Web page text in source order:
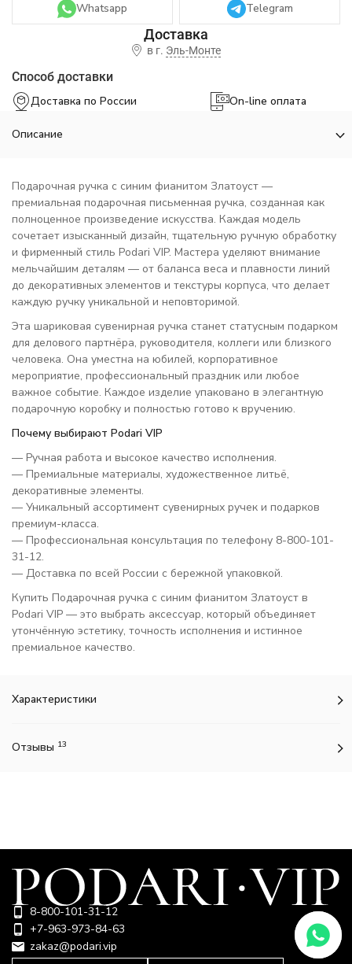
Whatsapp Telegram
в г. Эль-Монте
Способ доставки
Доставка по России
On-line оплата
Описание
Подарочная ручка с синим фианитом Златоуст —
премиальная подарочная письменная ручка, созданная как
полноценное произведение искусства. Каждая модель
сочетает изысканный дизайн, тщательную ручную обработку
и фирменный стиль Podari VIP. Мастера уделяют внимание
мельчайшим деталям — от баланса веса и плавности линий
до декоративных элементов и текстуры корпуса, что делает
каждую ручку уникальной и неповторимой.
Эта шариковая сувенирная ручка станет статусным подарком
для делового партнёра, руководителя, коллеги или близкого
человека. Она уместна на юбилей, корпоративное
мероприятие, профессиональный праздник или любое
важное событие. Каждое изделие упаковано в элегантную
подарочную коробку и полностью готово к вручению.
Почему выбирают Podari VIP
— Ручная работа и высокое качество исполнения.
— Премиальные материалы, художественное литьё,
декоративные элементы.
— Уникальный ассортимент сувенирных ручек и подарков
премиум-класса.
— Профессиональная консультация по телефону 8-800-101-
31-12.
— Доставка по всей России с бережной упаковкой.
Купить Подарочная ручка с синим фианитом Златоуст в
Podari VIP — это выбрать аксессуар, который объединяет
утончённую эстетику, точность исполнения и истинное
премиальное качество.
Характеристики
Отзывы 13
8-800-101-31-12
+7-963-973-84-63
zakaz@podari.vip